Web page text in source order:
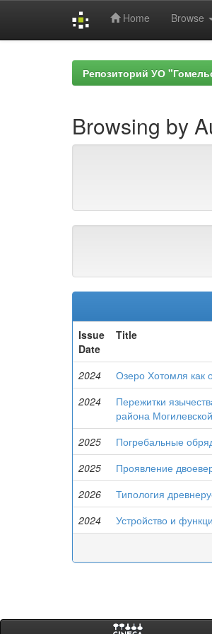
Home Browse
Репозиторий УО
Browsing by
Issue
Date
Title
2024 Озеро Хотомля как
2024
Пережитки
района
2025 Погребальные
2025
Проявление
2026
Типология
2024
Устройство и